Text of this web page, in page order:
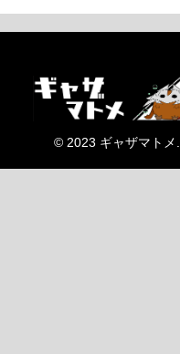
© 2023 ギャザマトメ.